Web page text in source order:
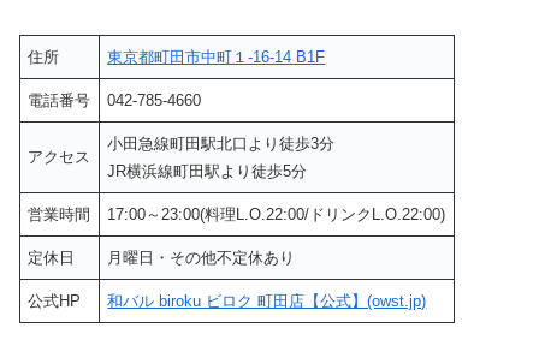
住所 東京都町田市中町１-16-14 B1F
電話番号 042-785-4660
アクセス
小田急線町田駅北口より徒歩3分
JR横浜線町田駅より徒歩5分
営業時間 17:00～23:00(料理L.O.22:00/ドリンクL.O.22:00)
定休日 月曜日・その他不定休あり
公式HP 和バル biroku ビロク 町田店【公式】(owst.jp)